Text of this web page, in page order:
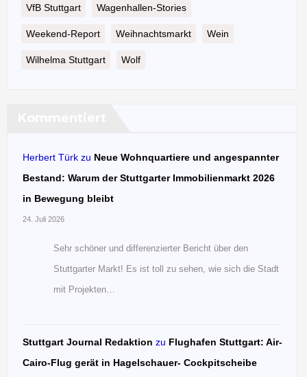
VfB Stuttgart Wagenhallen-Stories
Weekend-Report Weihnachtsmarkt Wein
Wilhelma Stuttgart Wolf
Herbert Türk zu Neue Wohnquartiere und angespannter
Bestand: Warum der Stuttgarter Immobilienmarkt 2026
in Bewegung bleibt
24. Juli 2026
Sehr schöner und differenzierter Bericht über den
Stuttgarter Markt! Es ist toll zu sehen, wie sich die Stadt
mit Projekten…
Stuttgart Journal Redaktion zu Flughafen Stuttgart: Air-
Cairo-Flug gerät in Hagelschauer- Cockpitscheibe